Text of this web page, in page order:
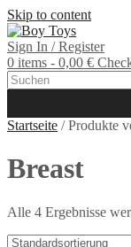
Skip to content
Sign In / Register
0 items - 0,00 €
Startseite / Produkte
Breast
Alle 4 Ergebnisse